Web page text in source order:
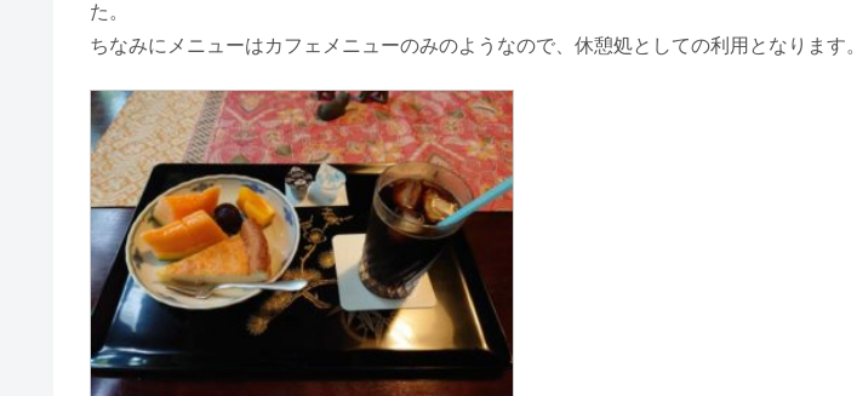
た。
ちなみにメニューはカフェメニューのみのようなので、休憩処としての利用となります。